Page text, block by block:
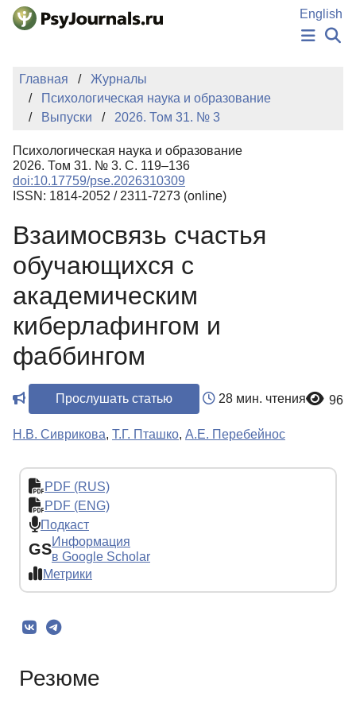
Перейти к основному содержанию
English
НОВОСТИ
ИЗДАНИЯ
АВТОРЫ
БАЗА ЗНАНИЙ
КЛЮЧЕВЫЕ СЛОВА
Регистрация
Главная
Журналы
Психологическая наука и образование
Выпуски
2026. Том 31. № 3
Психологическая наука и образование
2026. Том 31. № 3. С. 119–136
doi:10.17759/pse.2026310309
ISSN: 1814-2052 / 2311-7273 (online)
Взаимосвязь счастья
обучающихся с
академическим
киберлафингом и
фаббингом
Прослушать статью 28 мин. чтения 96
Н.В. Сиврикова, Т.Г. Пташко, А.Е. Перебейнос
PDF (RUS)
PDF (ENG)
Подкаст
GSИнформация
в Google Scholar
Метрики
Резюме